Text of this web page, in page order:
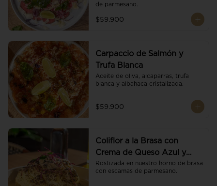
de parmesano.
$59.900
Carpaccio de Salmón y
Trufa Blanca
Aceite de oliva, alcaparras, trufa
blanca y albahaca cristalizada.
$59.900
Coliflor a la Brasa con
Crema de Queso Azul y
Vino
Rostizada en nuestro horno de brasa
con escamas de parmesano.